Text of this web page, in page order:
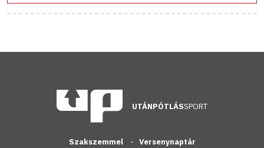
UTÁNPÓTLÁSSPORT
Szakszemmel Versenynaptár